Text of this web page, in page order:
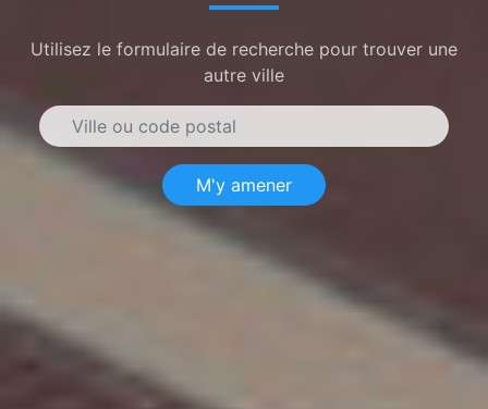
Utilisez le formulaire de recherche pour trouver une
autre ville
M'y amener